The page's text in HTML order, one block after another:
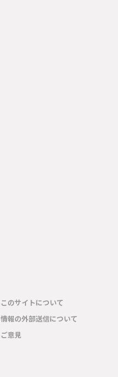
このサイトについて
情報の外部送信について
ご意見